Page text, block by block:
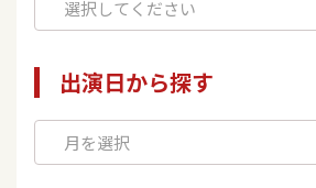
出演日から探す